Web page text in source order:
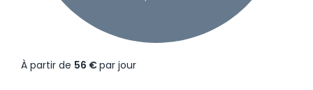
À partir de 56 €par jour